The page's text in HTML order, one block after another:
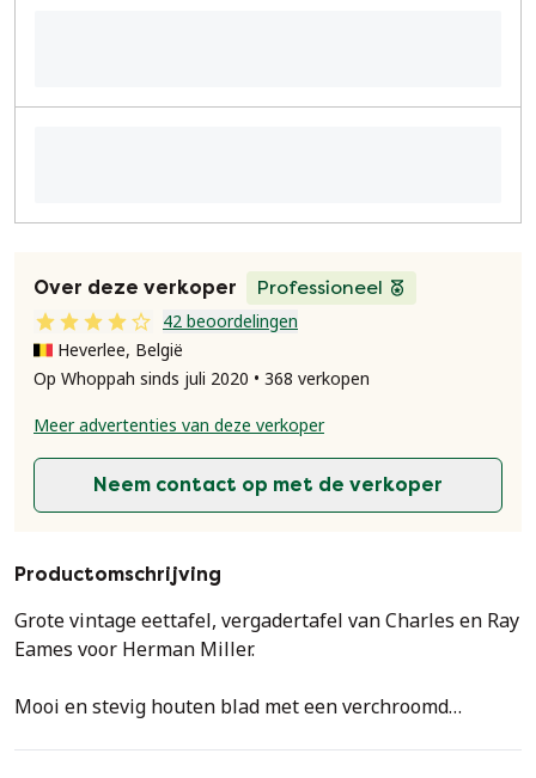
Over deze verkoper
Professioneel
42 beoordelingen
Heverlee, België
Op Whoppah sinds juli 2020 • 368 verkopen
Meer advertenties van deze verkoper
Neem contact op met de verkoper
Productomschrijving
Grote vintage eettafel, vergadertafel van Charles en Ray
Eames voor Herman Miller.
Mooi en stevig houten blad met een verchroomd